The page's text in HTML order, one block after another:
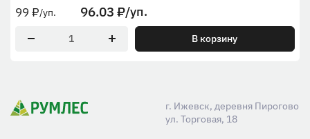
99 ₽/уп. 96.03 ₽/уп.
В корзину
г. Ижевск, деревня Пирогово
ул. Торговая, 18